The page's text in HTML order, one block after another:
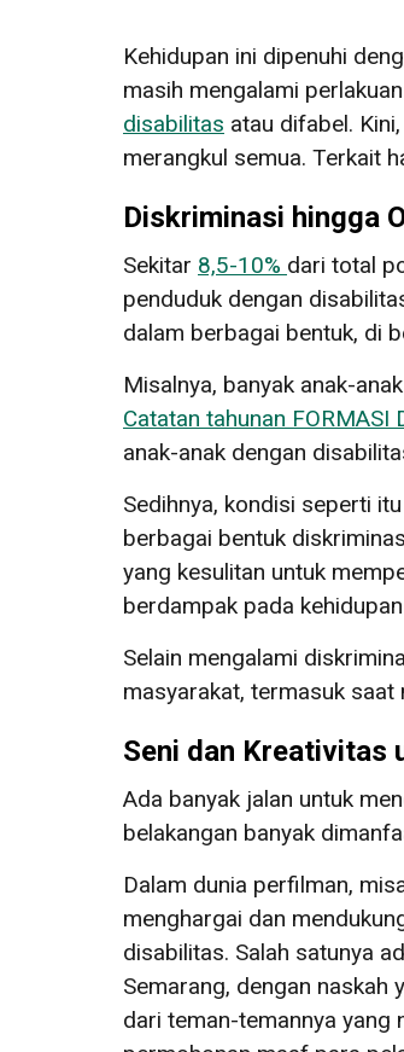
Kehidupan ini dipenuhi
masih mengalami
disabilitas atau difabel.
merangkul semua. Terkait
Diskriminasi hingga
Sekitar 8,5-10% dari total
penduduk dengan
dalam berbagai bentuk, di
Misalnya, banyak anak-
Catatan tahunan FORMASI
anak-anak dengan
Sedihnya, kondisi seperti
berbagai bentuk
yang kesulitan untuk
berdampak pada
Selain mengalami
masyarakat, termasuk
Seni dan Kreativitas
Ada banyak jalan untuk
belakangan banyak
Dalam dunia perfilman,
menghargai dan
disabilitas. Salah satunya
Semarang, dengan
dari teman-temannya yang